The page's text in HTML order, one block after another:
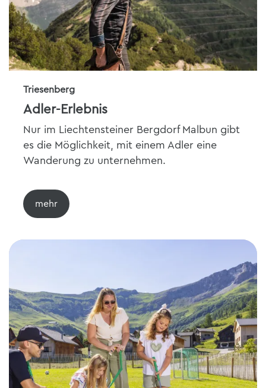
Triesenberg
Adler-Erlebnis
Nur im Liechtensteiner Bergdorf Malbun gibt
es die Möglichkeit, mit einem Adler eine
Wanderung zu unternehmen.